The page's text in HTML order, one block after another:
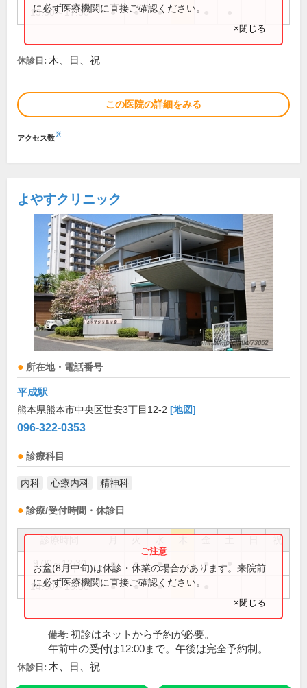
13:30～17:30 ● ● ●
に必ず医療機関に直接ご確認ください。
×閉じる
休診日: 木、日、祝
この医院の詳細をみる
アクセス数※
よやすクリニック
所在地・電話番号
平成駅
熊本県熊本市中央区世安3丁目12-2 [地図]
096-322-0353
診療科目
内科 心療内科 精神科
診療/受付時間・休診日
祝
9:00～12:30 ● ● ● ●
14:00～18:00 ● ● ●
お盆(8月中旬)は休診・休業の場合があります。来院前
に必ず医療機関に直接ご確認ください。
×閉じる
備考: 初診はネットから予約が必要。
午前中の受付は12:00まで。午後は完全予約制。
休診日: 木、日、祝